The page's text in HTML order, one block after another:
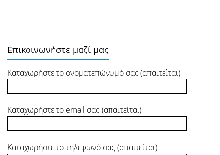
Επικοινωνήστε μαζί μας
Καταχωρήστε το ονοματεπώνυμό σας (απαιτείται)
Καταχωρήστε το email σας (απαιτείται)
Καταχωρήστε το τηλέφωνό σας (απαιτείται)